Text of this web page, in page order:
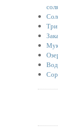
Три